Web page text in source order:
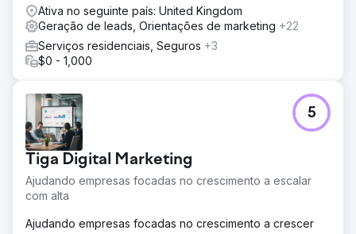
Ativa no seguinte país: United Kingdom
Geração de leads, Orientações de marketing +22
Serviços residenciais, Seguros +3
$0 - 1,000
Tiga Digital Marketing
Ajudando empresas focadas no crescimento a escalar
com alta
5
Ajudando empresas focadas no crescimento a crescer